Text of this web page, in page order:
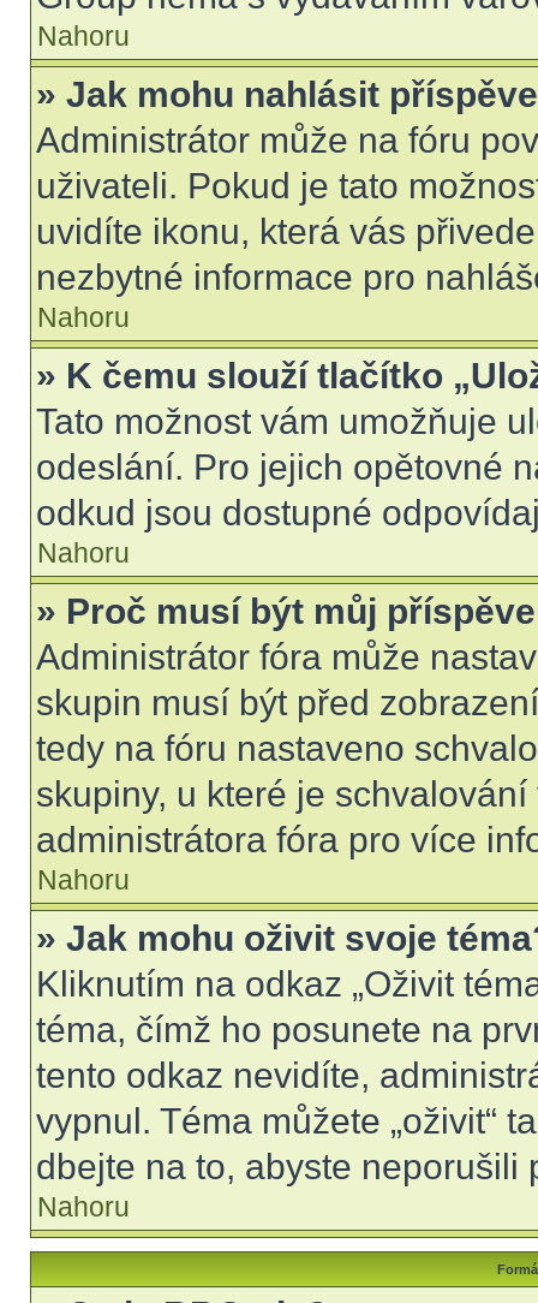
Nahoru
» Jak mohu nahlásit
Administrátor může na fóru
uživateli. Pokud je tato
uvidíte ikonu, která vás
nezbytné informace pro
Nahoru
» K čemu slouží tlačítko
Tato možnost vám umožňuje
odeslání. Pro jejich opětovné
odkud jsou dostupné
Nahoru
» Proč musí být můj
Administrátor fóra může
skupin musí být před
tedy na fóru nastaveno
skupiny, u které je
administrátora fóra pro více
Nahoru
» Jak mohu oživit svoje
Kliknutím na odkaz „Oživit
téma, čímž ho posunete na
tento odkaz nevidíte,
vypnul. Téma můžete „oživit“
dbejte na to, abyste neporušili
Nahoru